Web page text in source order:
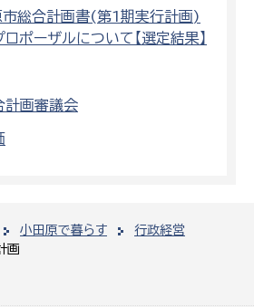
小田原で暮らす
行政経営
画
総合計画書(第1期実行計画)
ポーザルについて【選定結果】
計画審議会